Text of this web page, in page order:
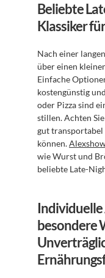
Beliebte
Klassiker
Nach einer
über einen
Einfache
kostengünstig
oder Pizza sind
stillen. Achten
gut transportabel
können.
wie Wurst und
beliebte Late-
Individuelle
besondere